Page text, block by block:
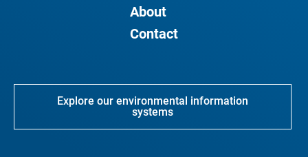
About
Contact
Explore our environmental information
systems